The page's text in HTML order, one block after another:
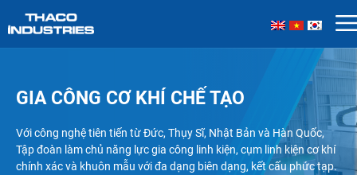
GIA CÔNG CƠ KHÍ CHẾ TẠO
Với công nghệ tiên tiến từ Đức, Thụy Sĩ, Nhật Bản và Hàn Quốc,
Tập đoàn làm chủ năng lực gia công linh kiện, cụm linh kiện cơ khí
chính xác và khuôn mẫu với đa dạng biên dạng, kết cấu phức tạp.